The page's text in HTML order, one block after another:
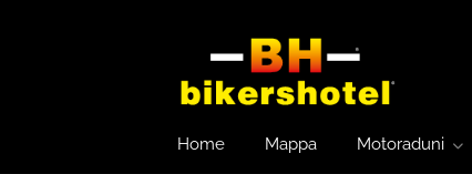
Home Mappa Motoraduni